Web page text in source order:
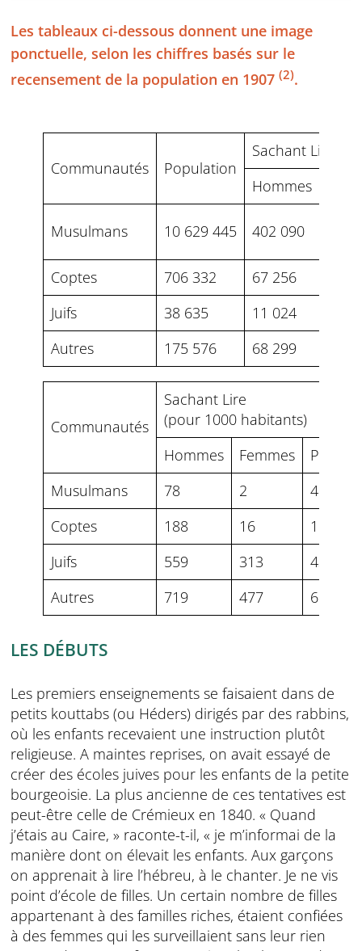
Les tableaux ci-dessous donnent une image
ponctuelle, selon les chiffres basés sur le
recensement de la population en 1907 (2).
Communautés Population
Sachant Lire
Hommes
Musulmans 10 629 445 402 090
Coptes 706 332 67 256
Juifs
38 635 11 024
Autres
175 576 68 299
Communautés
Sachant Lire
(pour 1000 habitants)
Hommes
Femmes
Musulmans
78 2
4%
Coptes
188 16
10,3%
Juifs
559 313
43,8%
Autres
719 477 60,8%
LES DÉBUTS
Les premiers enseignements se faisaient dans de
petits kouttabs (ou Héders) dirigés par des rabbins,
où les enfants recevaient une instruction plutôt
religieuse. A maintes reprises, on avait essayé de
créer des écoles juives pour les enfants de la petite
bourgeoisie. La plus ancienne de ces tentatives est
peut-être celle de Crémieux en 1840. « Quand
j’étais au Caire, » raconte-t-il, « je m’informai de la
manière dont on élevait les enfants. Aux garçons
on apprenait à lire l’hébreu, à le chanter. Je ne vis
point d’école de filles. Un certain nombre de filles
appartenant à des familles riches, étaient confiées
à des femmes qui les surveillaient sans leur rien